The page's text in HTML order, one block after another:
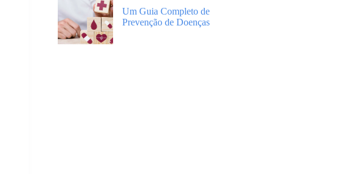
Um Guia Completo de
Prevenção de Doenças